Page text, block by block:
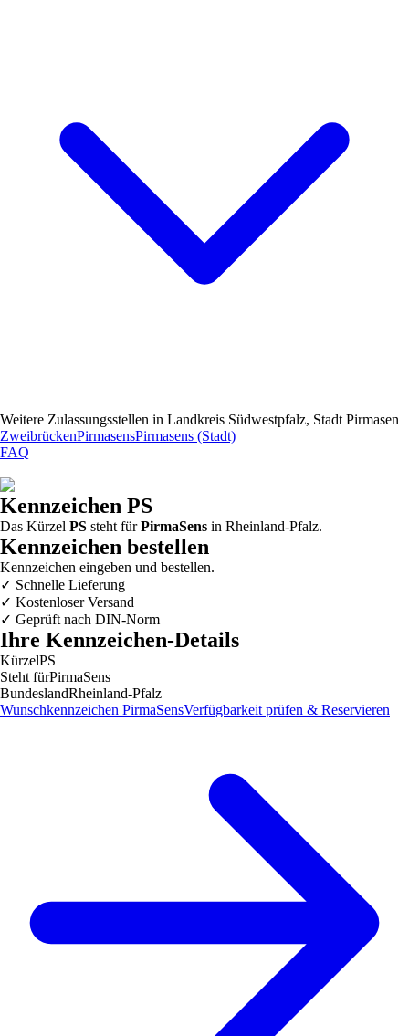
Weitere Zulassungsstellen in Landkreis Südwestpfalz, Stadt Pirmasen
ZweibrückenPirmasensPirmasens (Stadt)
FAQ
Kennzeichen PS
Das Kürzel PS steht fürPirmaSens in Rheinland-Pfalz.
Kennzeichen bestellen
Kennzeichen eingeben und bestellen.
✓ Schnelle Lieferung
✓ Kostenloser Versand
✓ Geprüft nach DIN-Norm
Ihre Kennzeichen-Details
KürzelPS
Steht fürPirmaSens
BundeslandRheinland-Pfalz
Wunschkennzeichen PirmaSensVerfügbarkeit prüfen & Reservieren